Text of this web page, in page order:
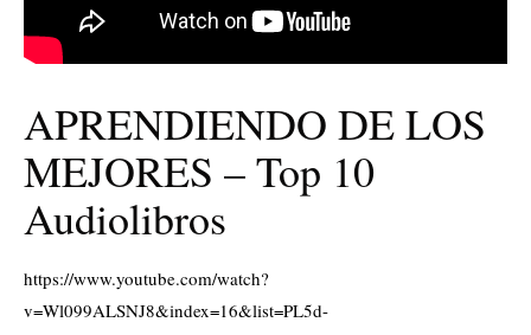
APRENDIENDO DE LOS
MEJORES – Top 10
Audiolibros
https://www.youtube.com/watch?
v=Wl099ALSNJ8&index=16&list=PL5d-